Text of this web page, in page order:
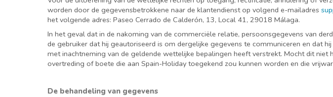
worden door de gegevensbetrokkene naar de klantendienst op volgend e-mailadres
het volgende adres: Paseo Cerrado de Calderón, 13, Local 41, 29018 Málaga.
In het geval dat in de nakoming van de commerciële relatie, persoonsgegevens van
de gebruiker dat hij geautoriseerd is om dergelijke gegevens te communiceren en dat
met inachtneming van de geldende wettelijke bepalingen heeft verstrekt. Mocht dit
overtreding of boete die aan Spain-Holiday toegekend zou kunnen worden en die
De behandeling van gegevens